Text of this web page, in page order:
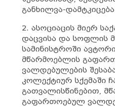
განხილვა-
2. ასოციაცის მიერ
დაცვისა და სოფლის
სამინისტროში
მწარმოებლის
ვალდებულების
კოლექტიურ სქემაში
გათვალისწინებით,
გაფართოებულ